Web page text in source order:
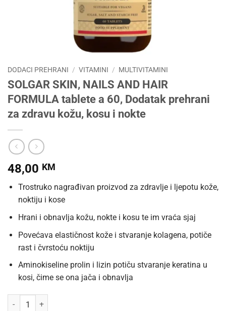
DODACI PREHRANI / VITAMINI / MULTIVITAMINI
SOLGAR SKIN, NAILS AND HAIR
FORMULA tablete a 60, Dodatak prehrani
za zdravu kožu, kosu i nokte
48,00 KM
Trostruko nagrađivan proizvod za zdravlje i ljepotu kože,
noktiju i kose
Hrani i obnavlja kožu, nokte i kosu te im vraća sjaj
Povećava elastičnost kože i stvaranje kolagena, potiče
rast i čvrstoću noktiju
Aminokiseline prolin i lizin potiču stvaranje keratina u
kosi, čime se ona jača i obnavlja
SOLGAR SKIN, NAILS AND HAIR FORMULA tablete a 60, Dodatak